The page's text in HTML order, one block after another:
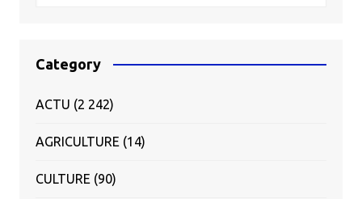
Category
ACTU (2 242)
AGRICULTURE (14)
CULTURE (90)